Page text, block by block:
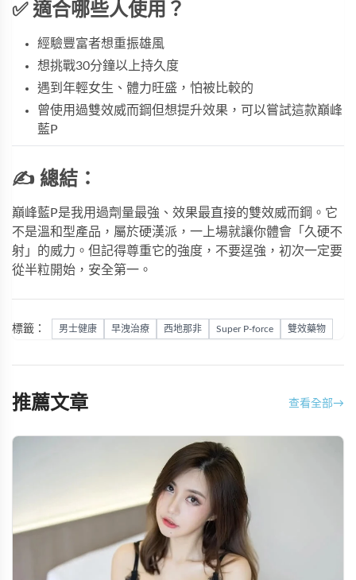
✅ 適合哪些人使用？
經驗豐富者想重振雄風
想挑戰30分鐘以上持久度
遇到年輕女生、體力旺盛，怕被比較的
曾使用過雙效威而鋼但想提升效果，可以嘗試這款巔峰
藍P
✍️ 總結：
巔峰藍P是我用過劑量最強、效果最直接的雙效威而鋼。它
不是溫和型產品，屬於硬漢派，一上場就讓你體會「久硬不
射」的威力。但記得尊重它的強度，不要逞強，初次一定要
從半粒開始，安全第一。
標籤： 男士健康 早洩治療 西地那非 Super P-force 雙效藥物
推薦文章 查看全部→